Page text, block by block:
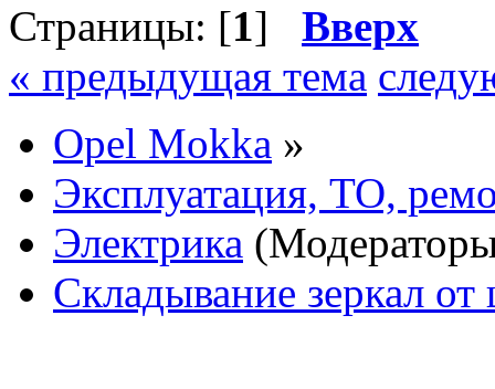
Страницы: [1] Вверх
« предыдущая тема
Opel Mokka »
Эксплуатация, ТО,
Электрика
Складывание зеркал